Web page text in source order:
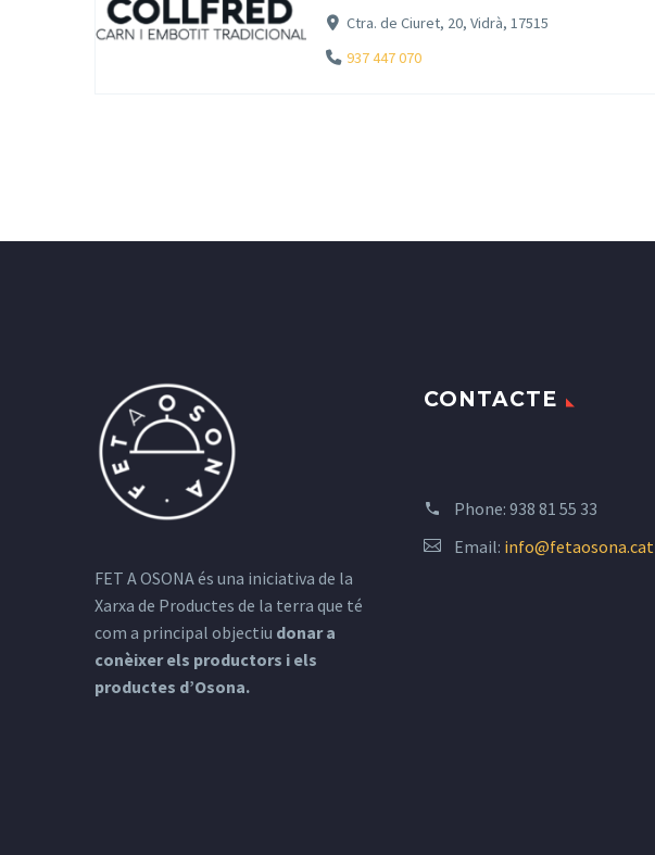
Ctra. de Ciuret, 20, Vidrà, 17515
937 447 070
FET A OSONA és una iniciativa de la
Xarxa de Productes de la terra que té
com a principal objectiu donar a
conèixer els productors i els
productes d’Osona.
CONTACTE
Phone: 938 81 55 33
Email: info@fetaosona.cat